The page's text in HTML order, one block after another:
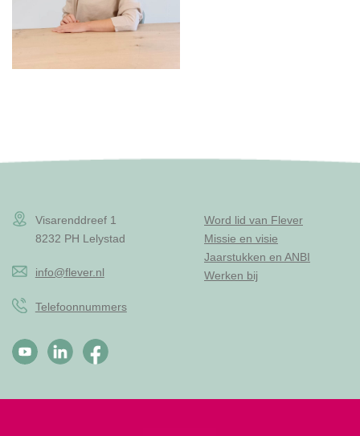
Visarenddreef 1
8232 PH Lelystad
info@flever.nl
Telefoonnummers
Word lid van Flever
Missie en visie
Jaarstukken en ANBI
Werken bij